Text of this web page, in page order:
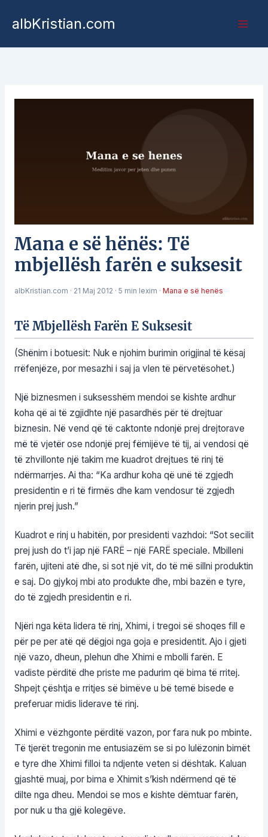
albKristian.com
Mana e së hënës: Të
mbjellësh farën e suksesit
albKristian.com · 21 Maj 2012 · 5 min lexim · Mana e së henës
Të Mbjellësh Farën E Suksesit
(Shënim i botuesit: Nuk e njohim burimin origjinal të kësaj
rrëfenjëze, por mesazhi i saj ja vlen të përvetësohet.)
Një biznesmen i suksesshëm mendoi se kishte ardhur
koha që ai të zgjidhte një pasardhës për të drejtuar
biznesin. Në vend që të caktonte ndonjë prej drejtorave
më të vjetër ose ndonjë prej fëmijëve të tij, ai vendosi që
të zhvillonte një takim me kuadrot drejtues të rinj të
ndërmarrjes. Ai tha: “Ka ardhur koha që unë të zgjedh
presidentin e ri të firmës dhe kam vendosur të zgjedh
njerin prej jush.”
Kuadrot e rinj u habitën, por presidenti vazhdoi: “Sot secilit
prej jush do t’i jap një FARË – një FARË speciale. Mbilleni
farën, ujiteni atë dhe, si sot një vit, do të më sillni produktin
e saj. Do gjykoj mbi ato produkte dhe, mbi bazën e tyre,
do të zgjedh presidentin e ri.
Njëri nga këta lidera të rinj, Xhimi, i tregoi së shoqes fill e
për pe per atë që dëgjoi nga goja e presidentit. Ajo i gjeti
një vazo, dheun, plehun dhe Xhimi e mbolli farën. E
vadiste përditë dhe priste me padurim që bima të rritej.
Shpejt çështja e rritjes së bimëve u bë temë bisede e
preferuar midis liderave të rinj.
Xhimi e vëzhgonte përditë vazon, por fara nuk po mbinte.
Të tjerët tregonin me entusiazëm se si po lulëzonin bimët
e tyre dhe Xhimi filloi ta ndjente veten si dështak. Kaluan
gjashtë muaj, por bima e Xhimit s’kish ndërmend që të
dilte nga dheu. Mendoi se mos e kishte dëmtuar farën,
por nuk u tha gjë kolegëve.